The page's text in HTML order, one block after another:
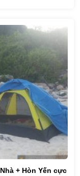
+ Hòn Yến cực